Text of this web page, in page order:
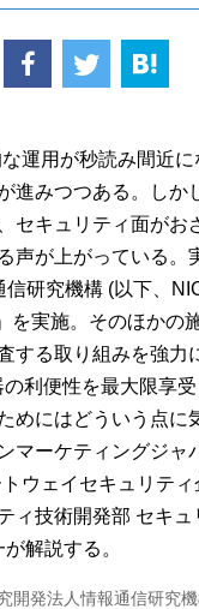
運用が秒読み間近
進みつつある。しか
セキュリティ面がお
声が上がっている。
信研究機構 (以下、
」を実施。そのほかの
する取り組みを強力
利便性を最大限享
めにはどういう点に
マーケティングジャ
ウェイセキュリティ
ィ技術開発部 セキュ
解説する。
開発法人情報通信研究